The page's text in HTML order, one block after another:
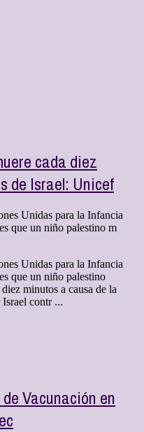
cada diez
de Israel: Unicef
Unidas para la Infancia
que un niño palestino m
Unidas para la Infancia
que un niño palestino
minutos a causa de la
contr ...
Vacunación en